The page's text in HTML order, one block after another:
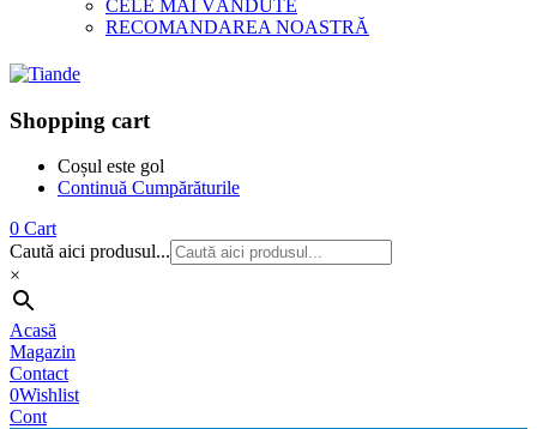
CELE MAI VÂNDUTE
RECOMANDAREA NOASTRĂ
Shopping cart
Coșul este gol
Continuă Cumpărăturile
0 Cart
Caută aici produsul...
×
Acasă
Magazin
Contact
0Wishlist
Cont